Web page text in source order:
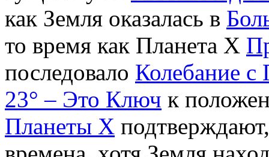
как Земля оказалась в
то время как Планета Х
последовало Колебание с
23° – Это Ключ к
Планеты X